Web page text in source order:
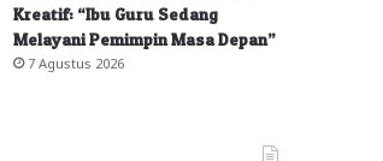
Kreatif: “Ibu Guru Sedang
Melayani Pemimpin Masa Depan”
7 Agustus 2026